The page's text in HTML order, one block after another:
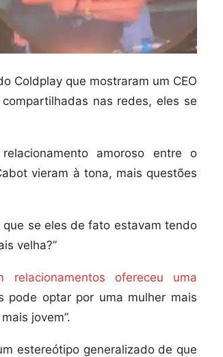
Coldplay que mostraram um CEO
nas redes, eles se
amoroso entre o
vieram à tona, mais questões
se eles de fato estavam tendo
velha?”
relacionamentos ofereceu uma
pode optar por uma mulher mais
jovem”.
estereótipo generalizado de que